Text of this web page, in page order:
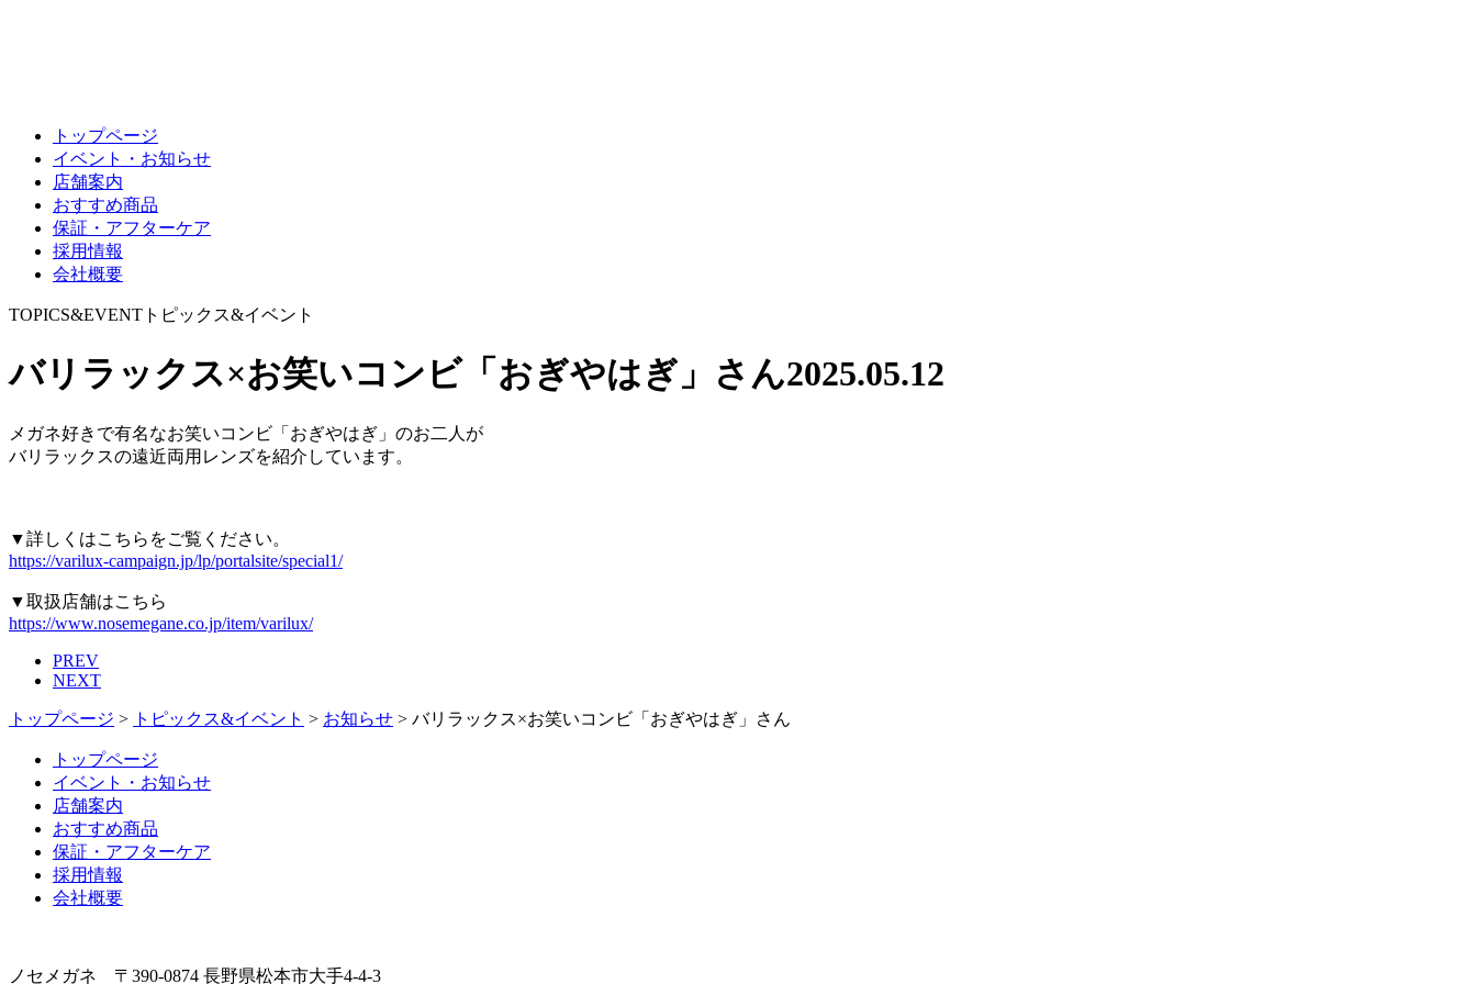
トップページ
イベント・お知らせ
店舗案内
おすすめ商品
保証・アフターケア
採用情報
会社概要
TOPICS&EVENT トピックス&イベント
バリラックス×お笑いコンビ「おぎやはぎ」さん2025.05.12
メガネ好きで有名なお笑いコンビ「おぎやはぎ」のお二人が
バリラックスの遠近両用レンズを紹介しています。
▼詳しくはこちらをご覧ください。
https://varilux-campaign.jp/lp/portalsite/special1/
▼取扱店舗はこちら
https://www.nosemegane.co.jp/item/varilux/
PREV
NEXT
トップページ > トピックス&イベント > お知らせ > バリラックス×お笑いコンビ「おぎやはぎ」さん
トップページ
イベント・お知らせ
店舗案内
おすすめ商品
保証・アフターケア
採用情報
会社概要
ノセメガネ 〒390-0874 長野県松本市大手4-4-3